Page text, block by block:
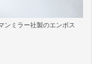
ンミラー社製のエンボス